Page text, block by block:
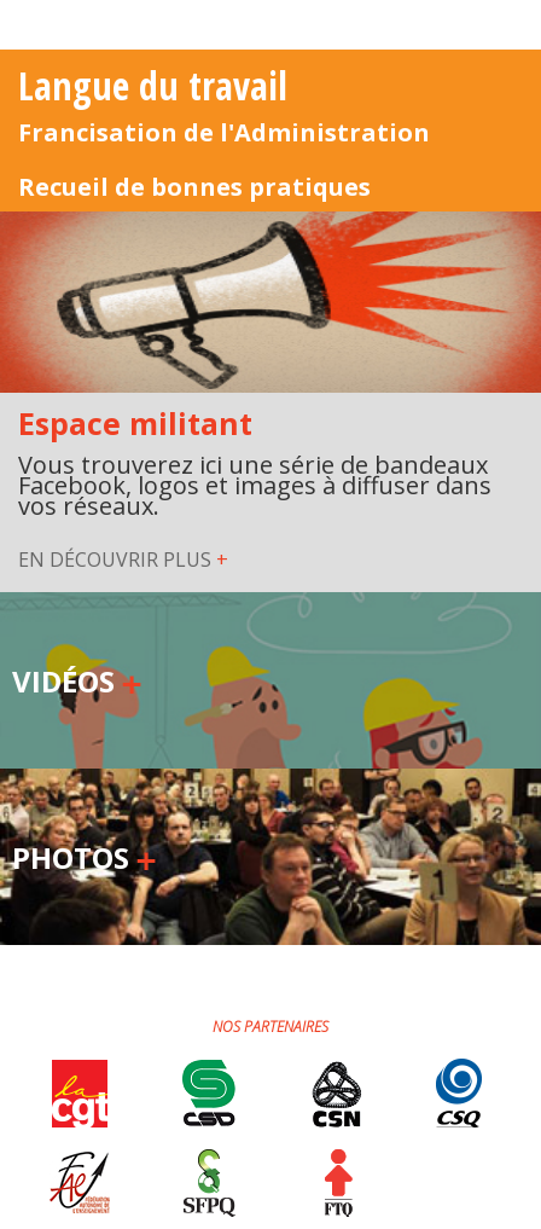
Langue du travail
Francisation de l'Administration
Recueil de bonnes pratiques
Espace militant
Vous trouverez ici une série de bandeaux
Facebook, logos et images à diffuser dans
vos réseaux.
EN DÉCOUVRIR PLUS +
VIDÉOS
PHOTOS
NOS PARTENAIRES